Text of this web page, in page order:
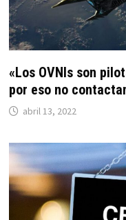
«Los OVNIs son
por eso no
abril 13, 2022